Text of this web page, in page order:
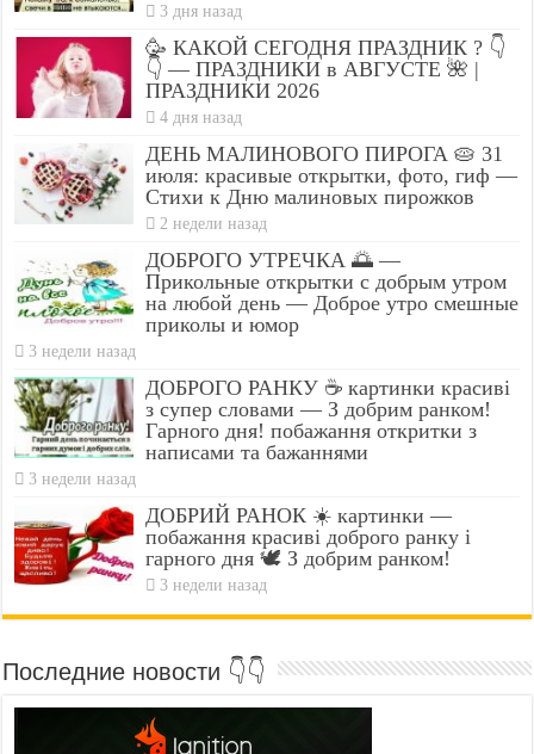
3 дня назад
🥳 КАКОЙ СЕГОДНЯ ПРАЗДНИК ? 👇
👇 — ПРАЗДНИКИ в АВГУСТЕ 🌺 |
ПРАЗДНИКИ 2026
4 дня назад
ДЕНЬ МАЛИНОВОГО ПИРОГА 🥧 31
июля: красивые открытки, фото, гиф —
Стихи к Дню малиновых пирожков
2 недели назад
ДОБРОГО УТРЕЧКА 🌅 —
Прикольные открытки с добрым утром
на любой день — Доброе утро смешные
приколы и юмор
3 недели назад
ДОБРОГО РАНКУ ☕ картинки красиві
з супер словами — З добрим ранком!
Гарного дня! побажання откритки з
написами та бажаннями
3 недели назад
ДОБРИЙ РАНОК ☀️ картинки —
побажання красиві доброго ранку і
гарного дня 🕊️ З добрим ранком!
3 недели назад
Последние новости 👇👇